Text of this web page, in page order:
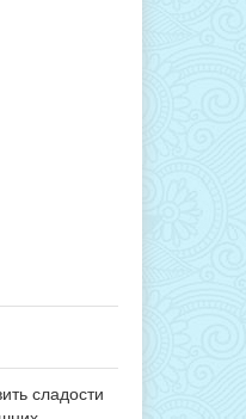
сладости